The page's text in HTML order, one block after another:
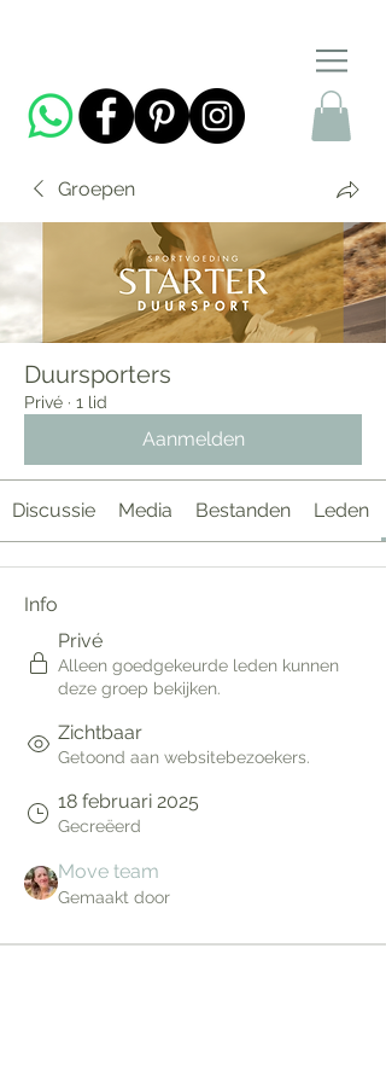
Groepen
Duursporters
Privé · 1 lid
Aanmelden
Discussie Media Bestanden Leden
Info
Privé
Alleen goedgekeurde leden kunnen
deze groep bekijken.
Zichtbaar
Getoond aan websitebezoekers.
18 februari 2025
Gecreëerd
Move team
Gemaakt door